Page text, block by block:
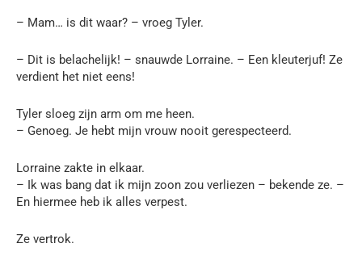
– Mam… is dit waar? – vroeg Tyler.
– Dit is belachelijk! – snauwde Lorraine. – Een kleuterjuf! Ze
verdient het niet eens!
Tyler sloeg zijn arm om me heen.
– Genoeg. Je hebt mijn vrouw nooit gerespecteerd.
Lorraine zakte in elkaar.
– Ik was bang dat ik mijn zoon zou verliezen – bekende ze. –
En hiermee heb ik alles verpest.
Ze vertrok.